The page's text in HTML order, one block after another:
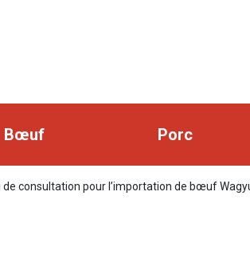
Bœuf Porc
de consultation pour l’importation de bœuf